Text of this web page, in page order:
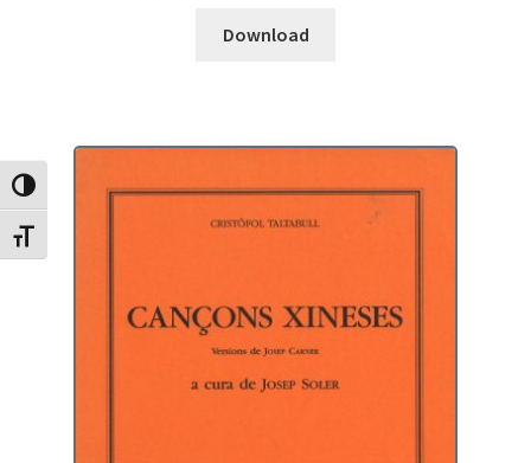
Canvia Alt Contrast
Canvia mida de lletra
Download